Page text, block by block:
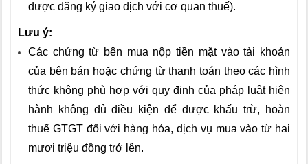
được đăng ký giao dịch với cơ quan thuế).
Lưu ý:
Các chứng từ bên mua nộp tiền mặt vào tài khoản
của bên bán hoặc chứng từ thanh toán theo các hình
thức không phù hợp với quy định của pháp luật hiện
hành không đủ điều kiện để được khấu trừ, hoàn
thuế GTGT đối với hàng hóa, dịch vụ mua vào từ hai
mươi triệu đồng trở lên.